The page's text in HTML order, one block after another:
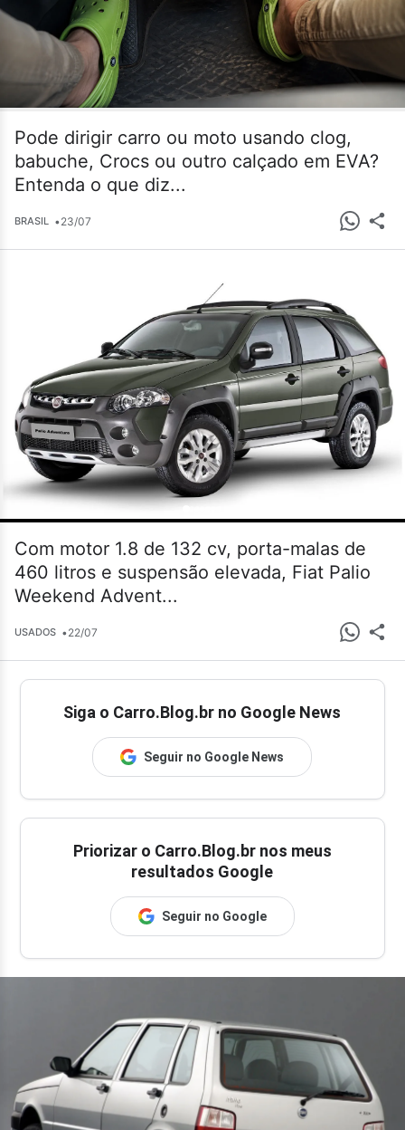
Pode dirigir carro ou moto usando clog,
babuche, Crocs ou outro calçado em EVA?
Entenda o que diz...
BRASIL •23/07
Com motor 1.8 de 132 cv, porta-malas de
460 litros e suspensão elevada, Fiat Palio
Weekend Advent...
USADOS •22/07
Siga o Carro.Blog.br no Google News
Seguir no Google News
Priorizar o Carro.Blog.br nos meus
resultados Google
Seguir no Google